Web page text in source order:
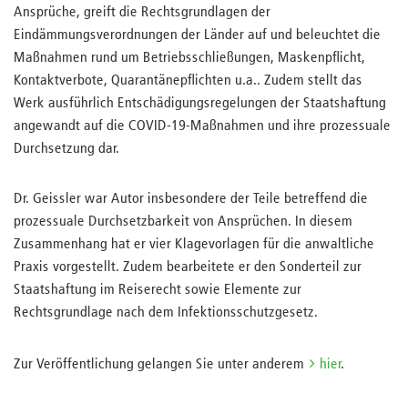
Ansprüche, greift die Rechtsgrundlagen der
Eindämmungsverordnungen der Länder auf und beleuchtet die
Maßnahmen rund um Betriebsschließungen, Maskenpflicht,
Kontaktverbote, Quarantänepflichten u.a.. Zudem stellt das
Werk ausführlich Entschädigungsregelungen der Staatshaftung
angewandt auf die COVID-19-Maßnahmen und ihre prozessuale
Durchsetzung dar.
Dr. Geissler war Autor insbesondere der Teile betreffend die
prozessuale Durchsetzbarkeit von Ansprüchen. In diesem
Zusammenhang hat er vier Klagevorlagen für die anwaltliche
Praxis vorgestellt. Zudem bearbeitete er den Sonderteil zur
Staatshaftung im Reiserecht sowie Elemente zur
Rechtsgrundlage nach dem Infektionsschutzgesetz.
Zur Veröffentlichung gelangen Sie unter anderem hier.